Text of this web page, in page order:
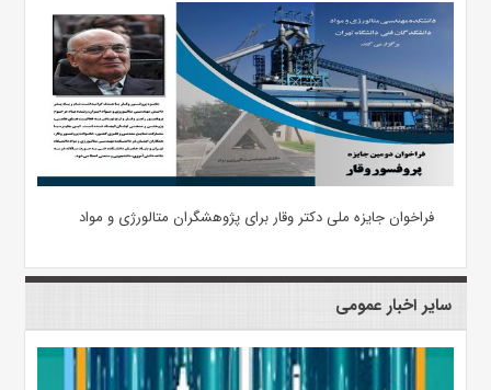
فراخوان جایزه ملی دکتر وقار برای پژوهشگران متالورژی و مواد
سایر اخبار عمومی